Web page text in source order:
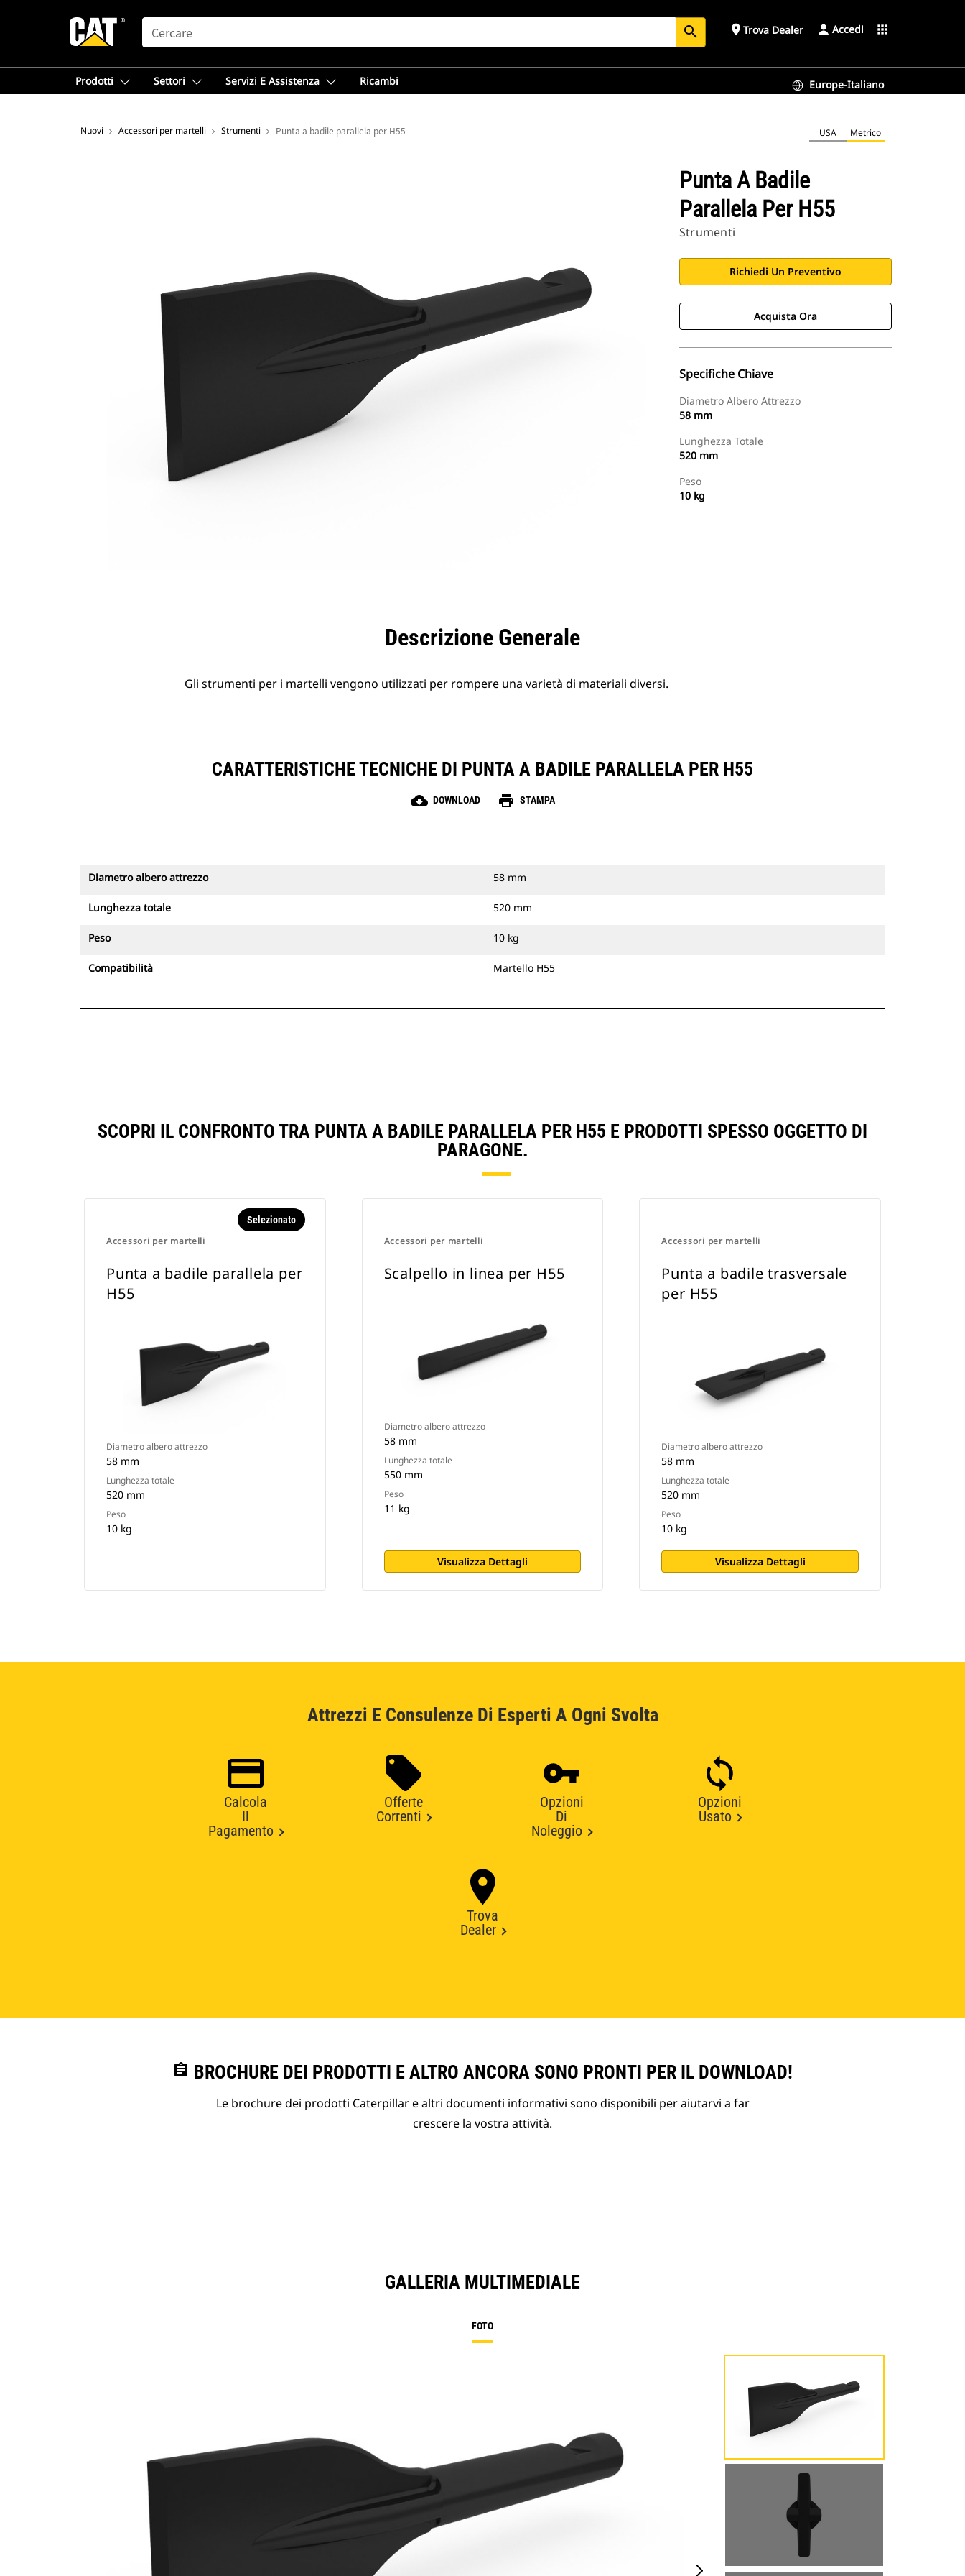
SEARCH search place Trova Dealer Accedi apps
Prodotti Settori Servizi E Assistenza Ricambi Europe-Italiano
Nuovi Accessori per martelli Strumenti Punta a badile parallela per H55 USA Metrico
Punta A Badile
Parallela Per H55
Strumenti
Richiedi Un Preventivo
Acquista Ora
Specifiche Chiave
Diametro Albero Attrezzo
58 mm
Lunghezza Totale
520 mm
Peso
10 kg
Descrizione Generale
Gli strumenti per i martelli vengono utilizzati per rompere una varietà di materiali diversi.
CARATTERISTICHE TECNICHE DI PUNTA A BADILE PARALLELA PER H55
cloud_download DOWNLOAD print STAMPA
Diametro albero attrezzo 58 mm
Lunghezza totale 520 mm
Peso 10 kg
Compatibilità Martello H55
SCOPRI IL CONFRONTO TRA PUNTA A BADILE PARALLELA PER H55 E PRODOTTI SPESSO OGGETTO DI
PARAGONE.
Accessori per martelli
Selezionato
Punta a badile parallela per
H55
Diametro albero attrezzo
58 mm
Lunghezza totale
520 mm
Peso
10 kg
Accessori per martelli
Scalpello in linea per H55
Diametro albero attrezzo
58 mm
Lunghezza totale
550 mm
Peso
11 kg
Visualizza Dettagli
Accessori per martelli
Punta a badile trasversale
per H55
Diametro albero attrezzo
58 mm
Lunghezza totale
520 mm
Peso
10 kg
Visualizza Dettagli
Attrezzi E Consulenze Di Esperti A Ogni Svolta
Calcola
Il
Pagamento
Offerte
Correnti
Opzioni
Di
Noleggio
Opzioni
Usato
Trova
Dealer
assignment BROCHURE DEI PRODOTTI E ALTRO ANCORA SONO PRONTI PER IL DOWNLOAD!
Le brochure dei prodotti Caterpillar e altri documenti informativi sono disponibili per aiutarvi a far
crescere la vostra attività.
GALLERIA MULTIMEDIALE
FOTO